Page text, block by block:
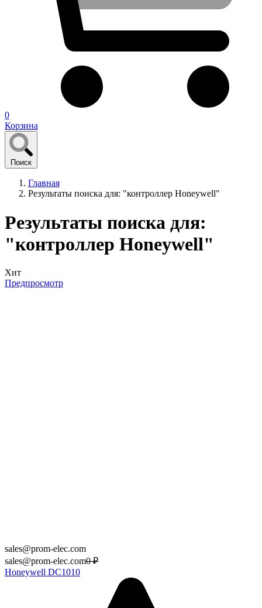
0
Корзина
Поиск
Главная
Результаты поиска для: "контроллер Honeywell"
Результаты поиска для:
"контроллер Honeywell"
Хит
Предпросмотр
sales@prom-elec.com
sales@prom-elec.com0 ₽
Honeywell DC1010